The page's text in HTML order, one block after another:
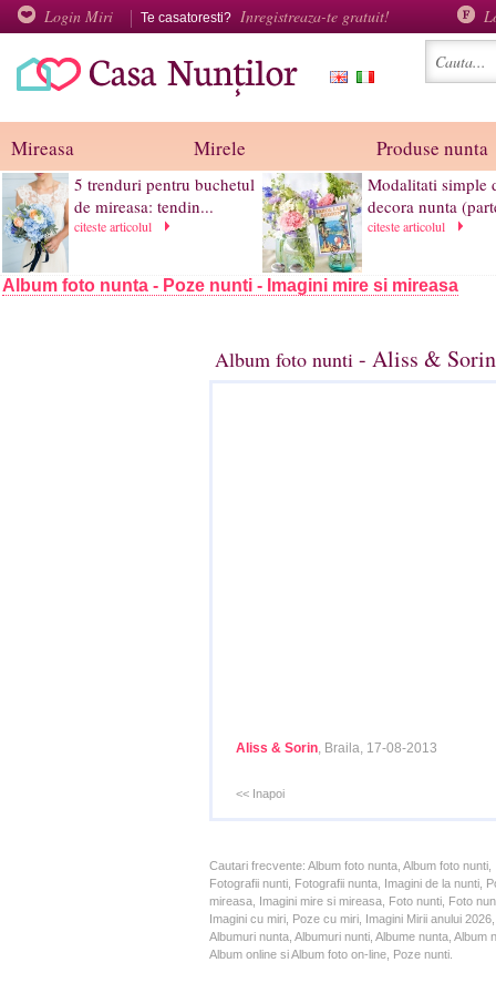
Login Miri Te casatoresti? Inregistreaza-te gratuit!
Mireasa Mirele Produse nunta
5 trenduri pentru buchetul
de mireasa: tendin...
citeste articolul
Modalitati simple
decora nunta
citeste articolul
Album foto nunta - Poze nunti - Imagini mire si mireasa
Album foto nunti - Aliss &
Aliss & Sorin, Braila, 17-08-2013
<< Inapoi
Cautari frecvente: Album foto nunta, Album foto
Fotografii nunti, Fotografii nunta, Imagini de la nunti,
mireasa, Imagini mire si mireasa, Foto nunti, Foto
Imagini cu miri, Poze cu miri, Imagini Mirii anului
Albumuri nunta, Albumuri nunti, Albume nunta,
Album online si Album foto on-line, Poze nunti.